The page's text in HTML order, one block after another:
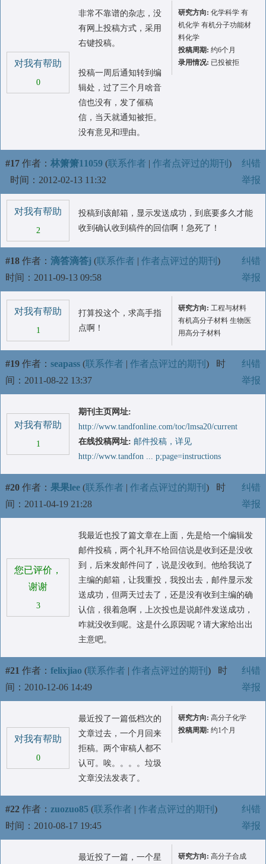
对我有帮助
0
非常不靠谱的杂志，没
有网上投稿方式，采用
右键投稿。
投稿一周后通知转到编
辑处，过了三个月啥音
信也没有，发了催稿
信，当天就通知被拒。
没有意见和理由。
研究方向: 化学科学 有
机化学 有机分子功能材
料化学
投稿周期: 约6个月
录用情况: 已投被拒
#17 作者： 林箫箫11059 (联系作者 | 作者点评过的期刊 )
时间：2012-02-13 11:32
纠错
举报
对我有帮助
2
投稿到该邮箱，显示发送成功，到底要多久才能
收到确认收到稿件的回信啊！急死了！
#18 作者： 滴答滴答j (联系作者 | 作者点评过的期刊 )
时间：2011-09-13 09:58
纠错
举报
对我有帮助
1
打算投这个，求高手指
点啊！
研究方向: 工程与材料
有机高分子材料 生物医
用高分子材料
#19 作者： seapass (联系作者 | 作者点评过的期刊 ) 时
间：2011-08-22 13:37
纠错
举报
对我有帮助
1
期刊主页网址:
http://www.tandfonline.com/toc/lmsa20/current
在线投稿网址: 邮件投稿，详见
http://www.tandfon ... p;page=instructions
#20 作者： 果果lee (联系作者 | 作者点评过的期刊 ) 时
间：2011-04-19 21:28
纠错
举报
您已评价，
谢谢
3
我最近也投了篇文章在上面，先是给一个编辑发
邮件投稿，两个礼拜不给回信说是收到还是没收
到，后来发邮件问了，说是没收到。他给我说了
主编的邮箱，让我重投，我投出去，邮件显示发
送成功，但两天过去了，还是没有收到主编的确
认信，很着急啊，上次投也是说邮件发送成功，
咋就没收到呢。这是什么原因呢？请大家给出出
主意吧。
#21 作者： felixjiao (联系作者 | 作者点评过的期刊 ) 时
间：2010-12-06 14:49
纠错
举报
对我有帮助
0
最近投了一篇低档次的
文章过去，一个月回来
拒稿。两个审稿人都不
认可。唉。。。。垃圾
文章没法发表了。
研究方向: 高分子化学
投稿周期: 约1个月
#22 作者： zuozuo85 (联系作者 | 作者点评过的期刊 )
时间：2010-08-17 19:45
纠错
举报
最近投了一篇，一个星
研究方向: 高分子合成